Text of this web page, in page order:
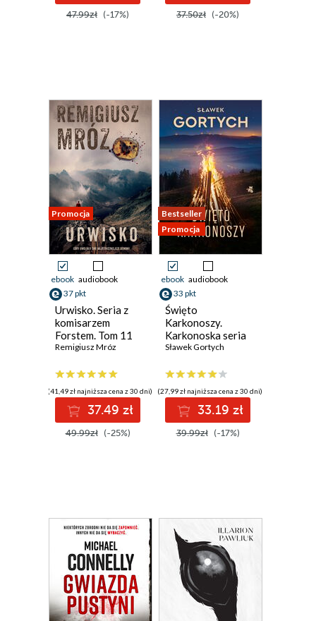
47.99zł (-17%) 37.50zł (-20%)
Promocja
ebook audiobook
37 pkt
Urwisko. Seria z
komisarzem
Forstem. Tom 11
Remigiusz Mróz
(41,49 zł najniższa cena z 30 dni)
37.49 zł
49.99zł (-25%)
Bestseller
Promocja
ebook audiobook
33 pkt
Święto
Karkonoszy.
Karkonoska seria
kryminalna. Tom 5
Sławek Gortych
(27,99 zł najniższa cena z 30 dni)
33.19 zł
39.99zł (-17%)